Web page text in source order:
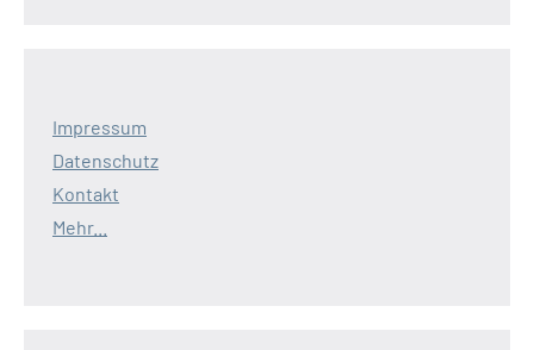
Impressum
Datenschutz
Kontakt
Mehr...